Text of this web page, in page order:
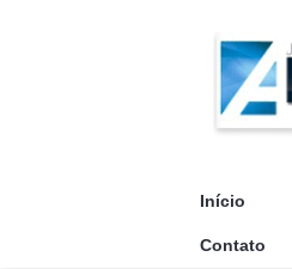
Início
Contato